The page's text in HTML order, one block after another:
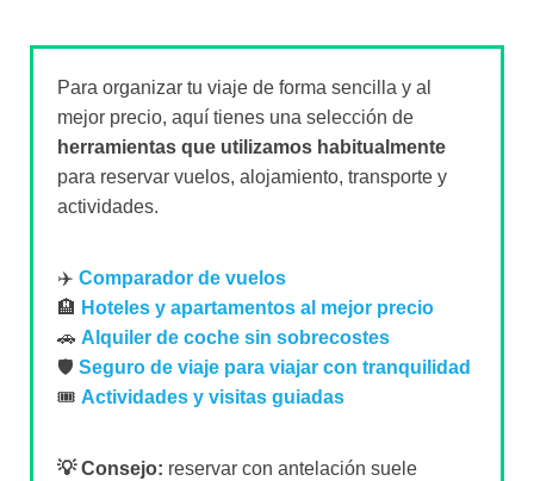
Para organizar tu viaje de forma sencilla y al
mejor precio, aquí tienes una selección de
herramientas que utilizamos habitualmente
para reservar vuelos, alojamiento, transporte y
actividades.
✈️ Comparador de vuelos
🏨 Hoteles y apartamentos al mejor precio
🚗 Alquiler de coche sin sobrecostes
🛡️ Seguro de viaje para viajar con tranquilidad
🎟️ Actividades y visitas guiadas
💡 Consejo: reservar con antelación suele